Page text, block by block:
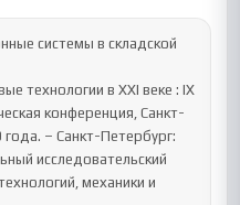
технологии в XXI веке : IX
конференция, Санкт-
– Санкт-Петербург:
исследовательский
механики и